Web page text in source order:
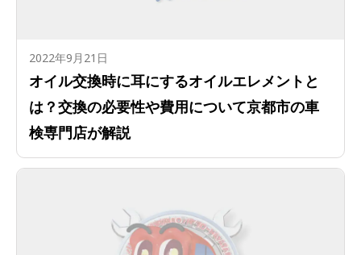
2022年9月21日
オイル交換時に耳にするオイルエレメントと
は？交換の必要性や費用について京都市の車
検専門店が解説